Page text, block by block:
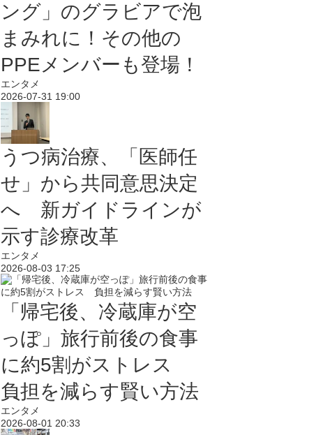
ング」のグラビアで泡
まみれに！その他の
PPEメンバーも登場！
エンタメ
2026-07-31 19:00
うつ病治療、「医師任
せ」から共同意思決定
へ 新ガイドラインが
示す診療改革
エンタメ
2026-08-03 17:25
「帰宅後、冷蔵庫が空
っぽ」旅行前後の食事
に約5割がストレス
負担を減らす賢い方法
エンタメ
2026-08-01 20:33